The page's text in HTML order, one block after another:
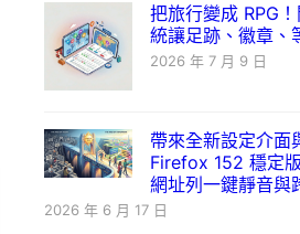
把旅行變成 RPG
統讓足跡、徽章、
2026 年 7 月 9 日
帶來全新設定介面
Firefox 152 穩定
網址列一鍵靜音與
2026 年 6 月 17 日